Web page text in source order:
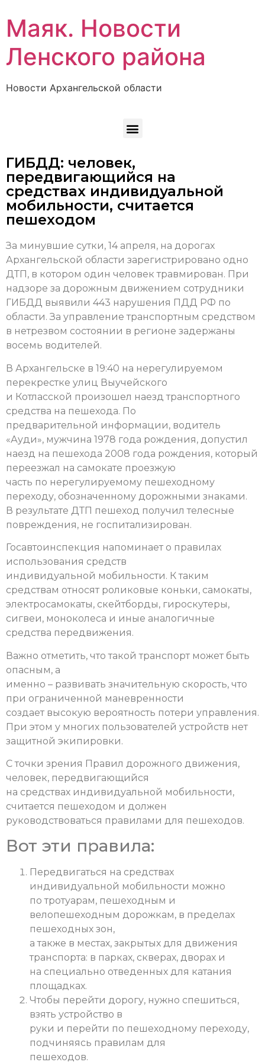
Маяк. Новости
Ленского района
Новости Архангельской области
ГИБДД: человек,
передвигающийся на
средствах индивидуальной
мобильности, считается
пешеходом
За минувшие сутки, 14 апреля, на дорогах
Архангельской области зарегистрировано одно
ДТП, в котором один человек травмирован. При
надзоре за дорожным движением сотрудники
ГИБДД выявили 443 нарушения ПДД РФ по
области. За управление транспортным средством
в нетрезвом состоянии в регионе задержаны
восемь водителей.
В Архангельске в 19:40 на нерегулируемом
перекрестке улиц Выучейского
и Котласской произошел наезд транспортного
средства на пешехода. По
предварительной информации, водитель
«Ауди», мужчина 1978 года рождения, допустил
наезд на пешехода 2008 года рождения, который
переезжал на самокате проезжую
часть по нерегулируемому пешеходному
переходу, обозначенному дорожными знаками.
В результате ДТП пешеход получил телесные
повреждения, не госпитализирован.
Госавтоинспекция напоминает о правилах
использования средств
индивидуальной мобильности. К таким
средствам относят роликовые коньки, самокаты,
электросамокаты, скейтборды, гироскутеры,
сигвеи, моноколеса и иные аналогичные
средства передвижения.
Важно отметить, что такой транспорт может быть
опасным, а
именно – развивать значительную скорость, что
при ограниченной маневренности
создает высокую вероятность потери управления.
При этом у многих пользователей устройств нет
защитной экипировки.
С точки зрения Правил дорожного движения,
человек, передвигающийся
на средствах индивидуальной мобильности,
считается пешеходом и должен
руководствоваться правилами для пешеходов.
Вот эти правила:
Передвигаться на средствах
индивидуальной мобильности можно
по тротуарам, пешеходным и
велопешеходным дорожкам, в пределах
пешеходных зон,
а также в местах, закрытых для движения
транспорта: в парках, скверах, дворах и
на специально отведенных для катания
площадках.
Чтобы перейти дорогу, нужно спешиться,
взять устройство в
руки и перейти по пешеходному переходу,
подчиняясь правилам для
пешеходов.